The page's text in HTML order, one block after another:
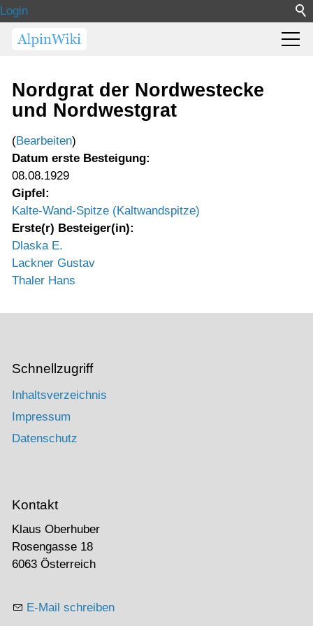
Login
Nordgrat der Nordwestecke
und Nordwestgrat
(Bearbeiten)
Datum erste Besteigung:
08.08.1929
Gipfel:
Kalte-Wand-Spitze (Kaltwandspitze)
Erste(r) Besteiger(in):
Dlaska E.
Lackner Gustav
Thaler Hans
Schnellzugriff
Inhaltsverzeichnis
Impressum
Datenschutz
Kontakt
Klaus Oberhuber
Rosengasse 18
6063 Österreich
E-Mail schreiben